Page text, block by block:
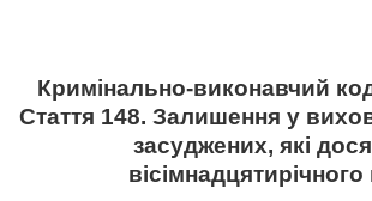
Кримінально-виконавчий
Стаття 148. Залишення у
засуджених, які
вісімнадцятирічного